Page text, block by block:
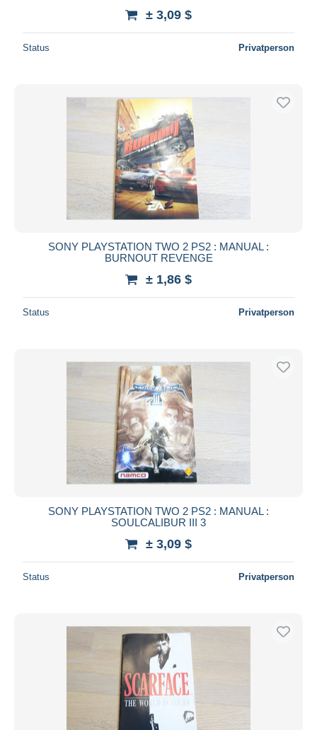
± 3,09 $
Status Privatperson
SONY PLAYSTATION TWO 2 PS2 : MANUAL :
BURNOUT REVENGE
± 1,86 $
Status Privatperson
SONY PLAYSTATION TWO 2 PS2 : MANUAL :
SOULCALIBUR III 3
± 3,09 $
Status Privatperson